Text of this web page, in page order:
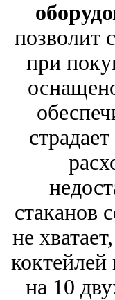
позволит
при
стаканов
не
на 10